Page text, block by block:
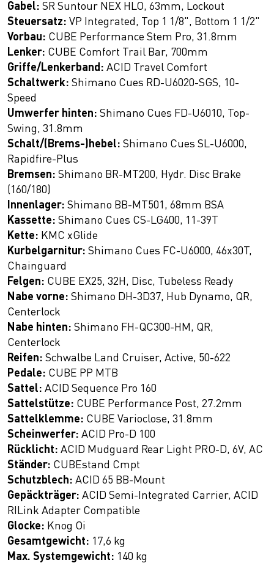
Gabel: SR Suntour NEX HLO, 63mm, Lockout
Steuersatz: VP Integrated, Top 1 1/8", Bottom 1 1/2"
Vorbau: CUBE Performance Stem Pro, 31.8mm
Lenker: CUBE Comfort Trail Bar, 700mm
Griffe/Lenkerband: ACID Travel Comfort
Schaltwerk: Shimano Cues RD-U6020-SGS, 10-
Speed
Umwerfer hinten: Shimano Cues FD-U6010, Top-
Swing, 31.8mm
Schalt/(Brems-)hebel: Shimano Cues SL-U6000,
Rapidfire-Plus
Bremsen: Shimano BR-MT200, Hydr. Disc Brake
(160/180)
Innenlager: Shimano BB-MT501, 68mm BSA
Kassette: Shimano Cues CS-LG400, 11-39T
Kette: KMC xGlide
Kurbelgarnitur: Shimano Cues FC-U6000, 46x30T,
Chainguard
Felgen: CUBE EX25, 32H, Disc, Tubeless Ready
Nabe vorne: Shimano DH-3D37, Hub Dynamo, QR,
Centerlock
Nabe hinten: Shimano FH-QC300-HM, QR,
Centerlock
Reifen: Schwalbe Land Cruiser, Active, 50-622
Pedale: CUBE PP MTB
Sattel: ACID Sequence Pro 160
Sattelstütze: CUBE Performance Post, 27.2mm
Sattelklemme: CUBE Varioclose, 31.8mm
Scheinwerfer: ACID Pro-D 100
Rücklicht: ACID Mudguard Rear Light PRO-D, 6V, AC
Ständer: CUBEstand Cmpt
Schutzblech: ACID 65 BB-Mount
Gepäckträger: ACID Semi-Integrated Carrier, ACID
RILink Adapter Compatible
Glocke: Knog Oi
Gesamtgewicht: 17,6 kg
Max. Systemgewicht: 140 kg